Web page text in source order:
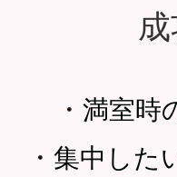
・ 満室時
・ 集中した